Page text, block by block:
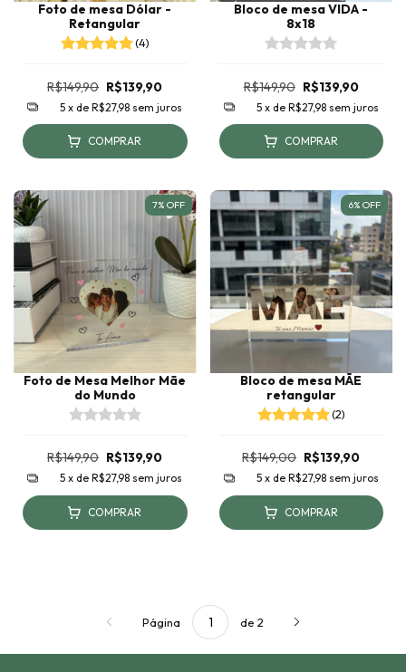
Foto de mesa Dólar -
Retangular
(4)
R$149,90 R$139,90
5 x deR$27,98 sem juros
COMPRAR
Bloco de mesa VIDA -
8x18
R$149,90 R$139,90
5 x de R$27,98 sem juros
COMPRAR
7% OFF
Foto de Mesa Melhor Mãe
do Mundo
R$149,90 R$139,90
5 x deR$27,98 sem juros
COMPRAR
6% OFF
Bloco de mesa MÃE
retangular
(2)
R$149,00 R$139,90
5 x de R$27,98 sem juros
COMPRAR
Página de 2